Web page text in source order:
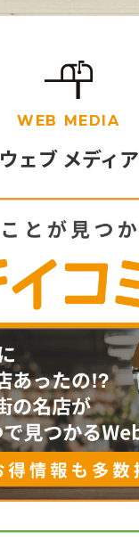
WEB MEDIA
ウェブ メディア